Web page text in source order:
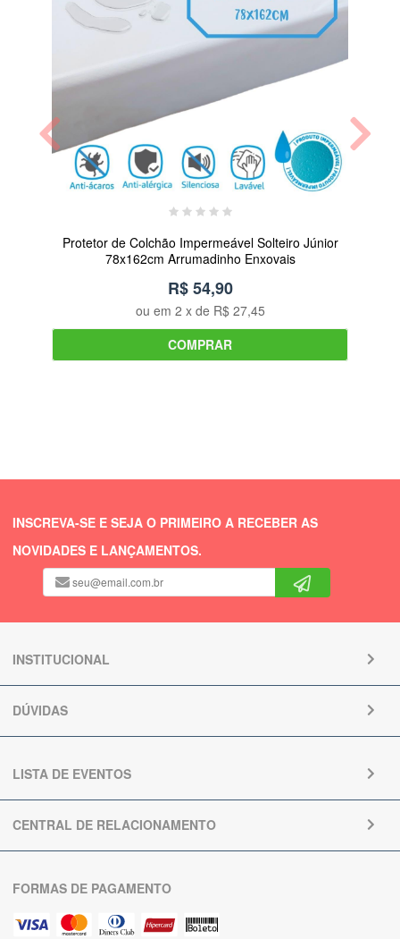
Protetor de Colchão Impermeável Solteiro Júnior
78x162cm Arrumadinho Enxovais
R$ 54,90
ou em 2 x de R$ 27,45
COMPRAR
INSCREVA-SE E SEJA O PRIMEIRO A RECEBER AS
NOVIDADES E LANÇAMENTOS.
INSTITUCIONAL
DÚVIDAS
LISTA DE EVENTOS
CENTRAL DE RELACIONAMENTO
FORMAS DE PAGAMENTO